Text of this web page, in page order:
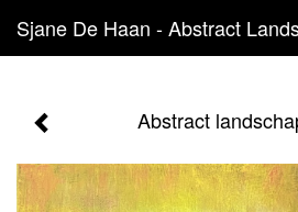
Abstract